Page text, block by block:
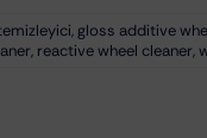
,gloss additive
, reactive wheel cleaner,